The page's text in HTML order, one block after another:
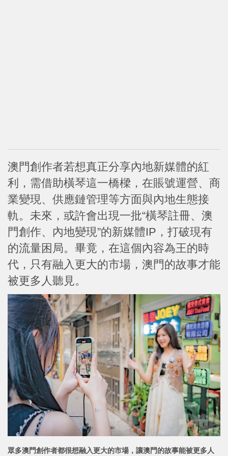
澳門創作者若想真正分享內地新媒體的紅
利，需借助橫琴這一橋樑，在賬號運營、商
業變現、供應鏈管理等方面與內地生態接
軌。未來，或許會出現一批“橫琴註冊、澳
門創作、內地變現”的新媒體IP，打破現有
的流量困局。畢竟，在這個內容為王的時
代，只有融入更大的市場，澳門的故事才能
被更多人聽見。
眾多澳門創作者都很想融入更大的市場，讓澳門的故事能被更多人